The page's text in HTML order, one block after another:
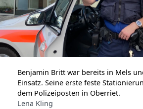
Benjamin Britt war bereits in Mels
Einsatz. Seine erste feste
dem Polizeiposten in Oberriet.
Lena Kling